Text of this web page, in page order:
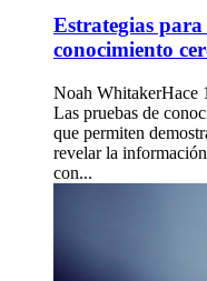
Estrategias
conocimiento
Noah WhitakerHace
Las pruebas de
que permiten
revelar la
con...